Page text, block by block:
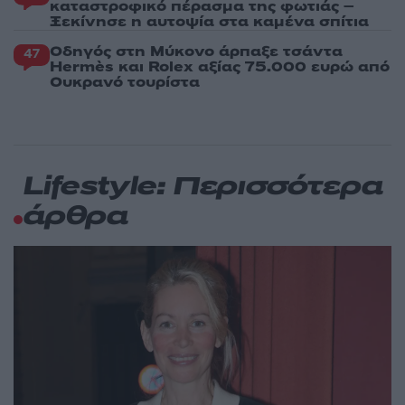
καταστροφικό πέρασμα της φωτιάς –
Ξεκίνησε η αυτοψία στα καμένα σπίτια
47 Οδηγός στη Μύκονο άρπαξε τσάντα
Hermès και Rolex αξίας 75.000 ευρώ από
Ουκρανό τουρίστα
Lifestyle: Περισσότερα
άρθρα